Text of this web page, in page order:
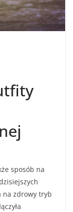
sposób na
na zdrowy tryb